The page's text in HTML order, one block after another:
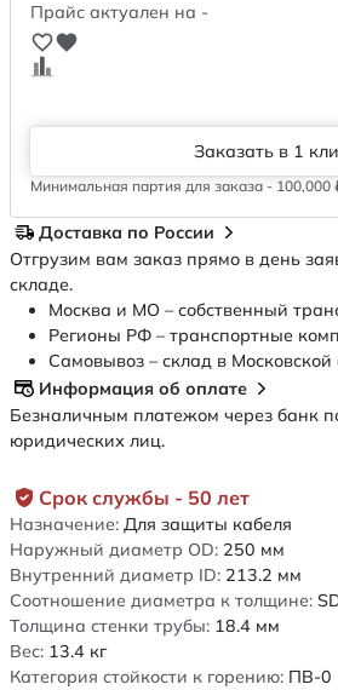
Срок службы - 50 лет
Назначение: Для защиты кабеля
Наружный диаметр OD: 250 мм
Внутренний диаметр ID: 213.2 мм
Соотношение диаметра к толщине:
Толщина стенки трубы: 18.4 мм
Вес: 13.4 кг
Категория стойкости к горению: ПВ-0
Прайс актуален на -
Заказать в 1
Минимальная партия для заказа - 100,000
Доставка по России
Отгрузим вам заказ прямо в день
складе.
Москва и МО – собственный
Регионы РФ – транспортные
Самовывоз – склад в Московской
Информация об оплате
Безналичным платежом через банк
юридических лиц.